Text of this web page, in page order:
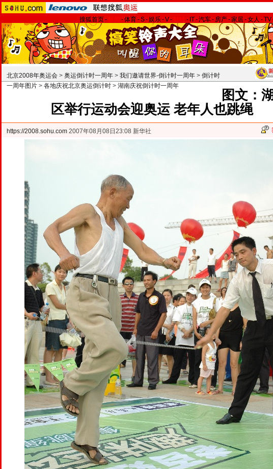
搜狐首页- -体育-S-娱乐-V- 财经 - IT-汽车- 房产-家居-女人 -TV
北京2008年奥运会 > 奥运倒计时一周年 > 我们邀请世界-倒计时一周年 > 倒计时
一周年图片 > 各地庆祝北京奥运倒计时 > 湖南庆祝倒计时一周年
图文：
区举行运动会迎奥运 老年人也跳绳
https://2008.sohu.com 2007年08月08日23:08 新华社